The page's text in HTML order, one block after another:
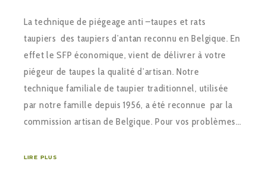
La technique de piégeage anti –taupes et rats
taupiers des taupiers d’antan reconnu en Belgique. En
effet le SFP économique, vient de délivrer à votre
piégeur de taupes la qualité d’artisan. Notre
technique familiale de taupier traditionnel, utilisée
par notre famille depuis 1956, a été reconnue par la
commission artisan de Belgique. Pour vos problèmes…
LIRE PLUS